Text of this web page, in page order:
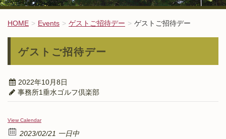
a
n
HOME Events ゲストご招待デー ゲストご招待デー
ゲストご招待デー
2022年10月8日
事務所1垂水ゴルフ倶楽部
View Calendar
2023/02/21 一日中